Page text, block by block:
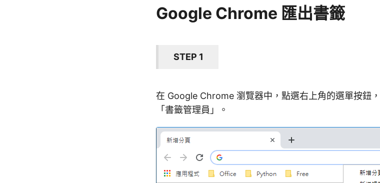
Google Chrome 匯出書籤
STEP 1
在 Google Chrome 瀏覽器中，點選右上角的選單按鈕
「書籤管理員」。